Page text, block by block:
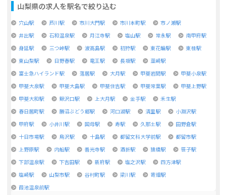
山梨県の求人を駅名で絞り込む
穴山駅 芦川駅 市川大門駅 市川本町駅
市ノ瀬駅
井出駅
石和温泉駅 月江寺駅 塩山駅 常永駅
南甲府駅
身延駅
三つ峠駅 波高島駅 初狩駅 東花輪駅
東桂駅
東山梨駅
日野春駅 竜王駅 長坂駅
韮崎駅
富士急ハイランド駅
落居駅 大月駅 甲斐岩間駅
甲斐小泉駅
甲斐大泉駅
甲斐大島駅 甲斐住吉駅 甲斐常葉駅
甲斐上野駅
甲斐大和駅
鰍沢口駅 上大月駅 金手駅
禾生駅
春日居町駅
勝沼ぶどう郷駅 河口湖駅 清里駅
小淵沢駅
甲府駅
小井川駅 国母駅 寿駅 久那土駅
田野倉駅
十日市場駅
鳥沢駅 十島駅 都留文科大学前駅
都留市駅
上野原駅
内船駅 善光寺駅 酒折駅 猿橋駅
笹子駅
下部温泉駅
下吉田駅 新府駅 塩之沢駅
四方津駅
塩崎駅
山梨市駅 谷村町駅 梁川駅
寄畑駅
葭池温泉前駅